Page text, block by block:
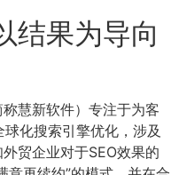
结果为导向
慧新软件）专注于为客
化搜索引擎优化，涉及
贸企业对于SEO效果的